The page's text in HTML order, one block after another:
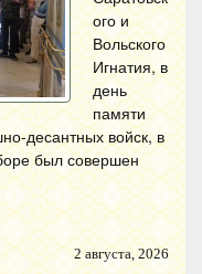
ого и
Вольского
Игнатия, в
день
памяти
десантных войск, в
был совершен
2 августа, 2026